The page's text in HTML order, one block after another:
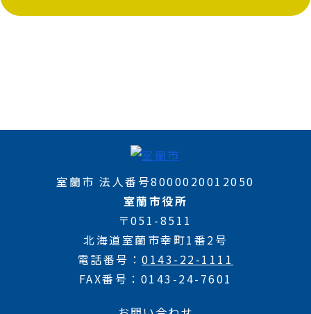
室蘭市 法人番号8000020012050
室蘭市役所
〒051-8511
北海道室蘭市幸町1番2号
電話番号
0143-22-1111
FAX番号
0143-24-7601